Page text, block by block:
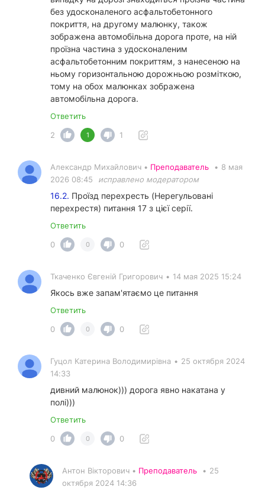
без удосконаленого асфальтобетонного
покриття, на другому малюнку, також
зображена автомобільна дорога проте, на ній
проїзна частина з удосконаленим
асфальтобетонним покриттям, з нанесеною на
ньому горизонтальною дорожньою розміткою,
тому на обох малюнках зображена
автомобільна дорога.
Ответить
2
1 1
Александр Михайлович • Преподаватель • 8 мая
2026 08:45
исправлено модератором
16.2. Проїзд перехресть (Нерегульовані
перехрестя) питання 17 з цієї серії.
Ответить
0
0 0
Ткаченко Євгеній Григорович • 14 мая 2025 15:24
Якось вже запам'ятаємо це питання
Ответить
0
0 0
Гуцол Катерина Володимирівна • 25 октября 2024
14:33
дивний малюнок))) дорога явно накатана у
полі)))
Ответить
0
0 0
Антон Вікторович • Преподаватель • 25
октября 2024 14:36